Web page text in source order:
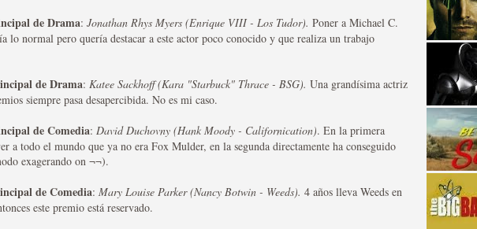
de las estrellas de cine y
la semana
de Drama: Jonathan Rhys Myers (Enrique VIII - Los Tudor). Poner a Michael C.
lo normal pero quería destacar a este actor poco conocido y que realiza un trabajo
de Drama: Katee Sackhoff (Kara "Starbuck" Thrace - BSG). Una grandísima actriz
siempre pasa desapercibida. No es mi caso.
de Comedia: David Duchovny (Hank Moody - Californication). En la primera
a todo el mundo que ya no era Fox Mulder, en la segunda directamente ha conseguido
exagerando on ¬¬).
de Comedia: Mary Louise Parker (Nancy Botwin - Weeds). 4 años lleva Weeds en
este premio está reservado.